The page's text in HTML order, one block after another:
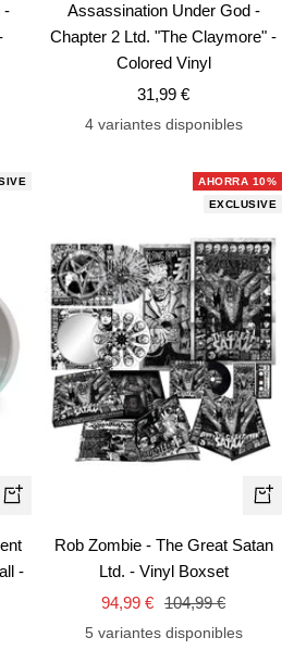
-
Assassination Under God -
Chapter 2 Ltd. "The Claymore" -
Colored Vinyl
Precio
de
31,99 €
4 variantes disponibles
+
Añadir
-
AHORRA 10%
EXCLUSIVE
+
Rob Zombie - The Great Satan
Ltd. - Vinyl Boxset
Precio
de
94,99 € Precio
normal
104,99 €
5 variantes disponibles